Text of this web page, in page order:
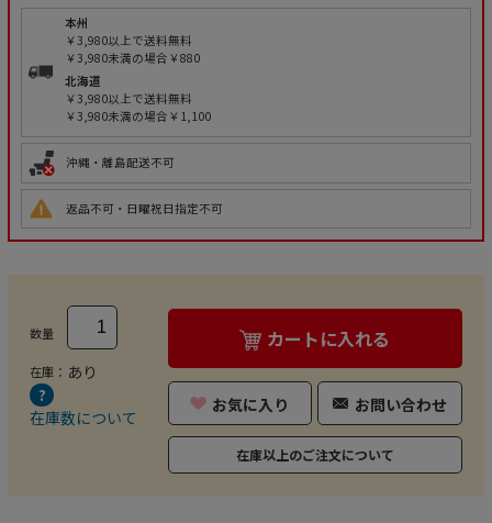
本州
￥3,980以上で送料無料
￥3,980未満の場合￥880
北海道
￥3,980以上で送料無料
￥3,980未満の場合￥1,100
沖縄・離島配送不可
返品不可・日曜祝日指定不可
数量
在庫： あり
在庫数について
カートに入れる
お気に入り お問い合わせ
在庫以上のご注文について